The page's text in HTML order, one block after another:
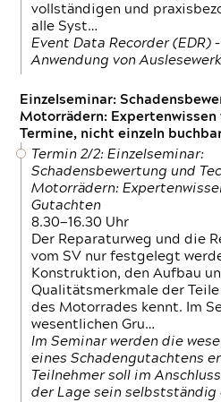
vollständigen und
alle Syst…
Event Data Recorder (EDR)
Anwendung von
Einzelseminar:
Motorrädern: Expertenwissen
Termine, nicht einzeln
Termin 2/2: Einzelseminar:
Schadensbewertung und
Motorrädern:
Gutachten
8.30—16.30 Uhr
Der Reparaturweg und die
vom SV nur festgelegt
Konstruktion, den Aufbau
Qualitätsmerkmale der
des Motorrades kennt. Im
wesentlichen Gru…
Im Seminar werden die
eines Schadengutachtens
Teilnehmer soll im
der Lage sein